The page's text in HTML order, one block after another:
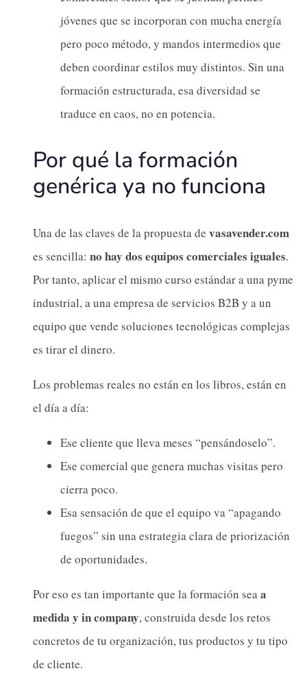
jóvenes que se incorporan con mucha energía
pero poco método, y mandos intermedios que
deben coordinar estilos muy distintos. Sin una
formación estructurada, esa diversidad se
traduce en caos, no en potencia.
Por qué la formación
genérica ya no funciona
Una de las claves de la propuesta de vasavender.com
es sencilla: no hay dos equipos comerciales iguales.
Por tanto, aplicar el mismo curso estándar a una pyme
industrial, a una empresa de servicios B2B y a un
equipo que vende soluciones tecnológicas complejas
es tirar el dinero.
Los problemas reales no están en los libros, están en
el día a día:
Ese cliente que lleva meses “pensándoselo”.
Ese comercial que genera muchas visitas pero
cierra poco.
Esa sensación de que el equipo va “apagando
fuegos” sin una estrategia clara de priorización
de oportunidades.
Por eso es tan importante que la formación seaa
medida y in company, construida desde los retos
concretos de tu organización, tus productos y tu tipo
de cliente.